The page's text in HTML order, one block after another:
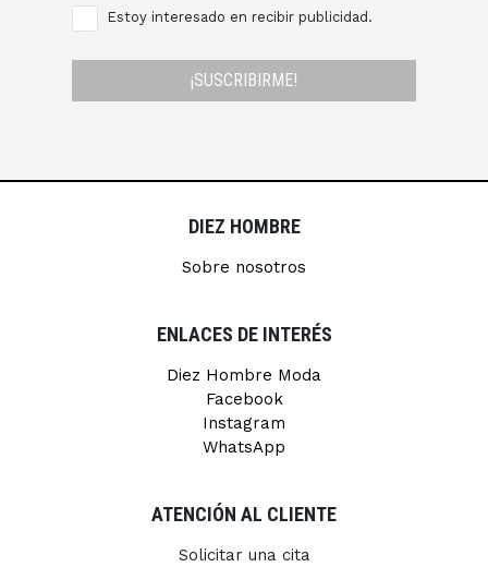
Estoy interesado en recibir publicidad.
¡SUSCRIBIRME!
DIEZ HOMBRE
Sobre nosotros
ENLACES DE INTERÉS
Diez Hombre Moda
Facebook
Instagram
WhatsApp
ATENCIÓN AL CLIENTE
Solicitar una cita